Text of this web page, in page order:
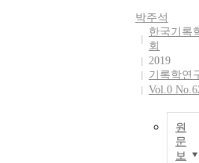
박주석
한국기록
회
2019
기록학연
Vol.0
원
문
보